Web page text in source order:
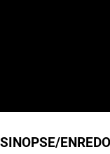
SINOPSE/ENREDO